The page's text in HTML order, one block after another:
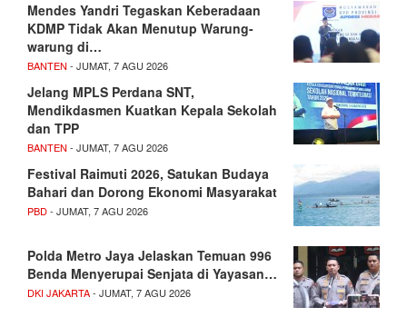
Mendes Yandri Tegaskan Keberadaan
KDMP Tidak Akan Menutup Warung-
warung di…
BANTEN - JUMAT, 7 AGU 2026
Jelang MPLS Perdana SNT,
Mendikdasmen Kuatkan Kepala Sekolah
dan TPP
BANTEN - JUMAT, 7 AGU 2026
Festival Raimuti 2026, Satukan Budaya
Bahari dan Dorong Ekonomi Masyarakat
PBD- JUMAT, 7 AGU 2026
Polda Metro Jaya Jelaskan Temuan 996
Benda Menyerupai Senjata di Yayasan…
DKI JAKARTA- JUMAT, 7 AGU 2026